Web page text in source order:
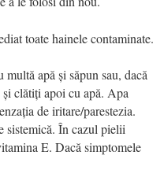
toate hainele contaminate.
apă și săpun sau, dacă
clătiți apoi cu apă. Apa
de iritare/parestezia.
sistemică. În cazul pielii
E. Dacă simptomele